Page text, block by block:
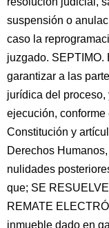
suspensión o
caso la
juzgado. SEPTIMO.
garantizar a las
jurídica del
ejecución,
Constitución y
Derechos
nulidades
que; SE
REMATE
inmueble dado en